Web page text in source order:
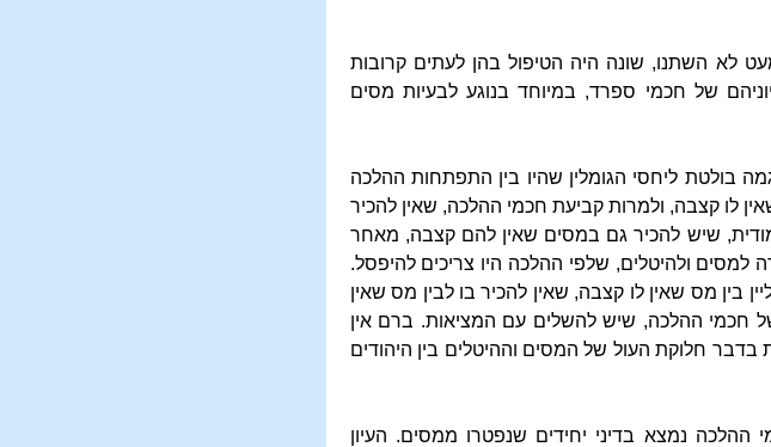
לא השתנו, שונה היה הטיפול בהן לעתים קרובות
של חכמי ספרד, במיוחד בנוגע לבעיות מסים
בולטת ליחסי הגומלין שהיו בין התפתחות ההלכה
לו קצבה, ולמרות קביעת חכמי ההלכה, שאין להכיר
שיש להכיר גם במסים שאין להם קצבה, מאחר
ולהיטלים, שלפי ההלכה היו צריכים להיפסל.
בין מס שאין לו קצבה, שאין להכיר בו לבין מס שאין
חכמי ההלכה, שיש להשלים עם המציאות. ברם אין
חלוקת העול של המסים וההיטלים בין היהודים
נמצא בדיני יחידים שנפטרו ממסים. העיון